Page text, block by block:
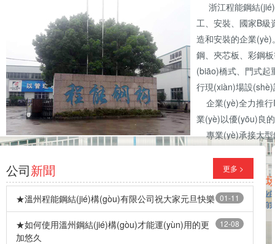
浙江程能鋼結(jié)
工、安裝、國家B
造和安裝的企業
鋼、夾芯板、彩
(biāo)橋式、門式起重
行現(xiàn)場設(shè)
企業(yè)全力推行
業(yè)以優(yōu)良的
專業(yè)承接大型鋼
公司新聞 更多 >
01-11
★溫州程能鋼結(jié)構(gòu)有限公司祝大家元旦快樂
12-08
★如何使用溫州鋼結(jié)構(gòu)才能運(yùn)用的更
加悠久